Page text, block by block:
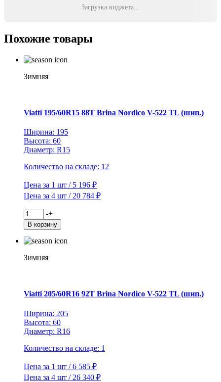
TL
Загрузка виджета...
Похожие товары
Зимняя
Viatti 195/60R15 88T Brina Nordico V-522 TL (шип.)
Ширина: 195
Высота: 60
Диаметр: R15
Количество на складе: 12
Цена за 1 шт / 5 196 ₽
Цена за 4 шт / 20 784 ₽
Количество
товара
Viatti
195/60R15
Brina
TL
-+
В корзину
Зимняя
Viatti 205/60R16 92T Brina Nordico V-522 TL (шип.)
Ширина: 205
Высота: 60
Диаметр: R16
Количество на складе: 1
Цена за 1 шт / 6 585 ₽
Цена за 4 шт / 26 340 ₽